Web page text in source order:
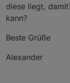
diese liegt,
kann?
Beste Grüße
Alexander